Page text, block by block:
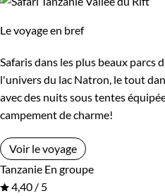
Le voyage en bref
Safaris dans les plus beaux parcs
l'univers du lac Natron, le tout
avec des nuits sous tentes
campement de charme!
Voir le voyage
Tanzanie En groupe
4,40 / 5